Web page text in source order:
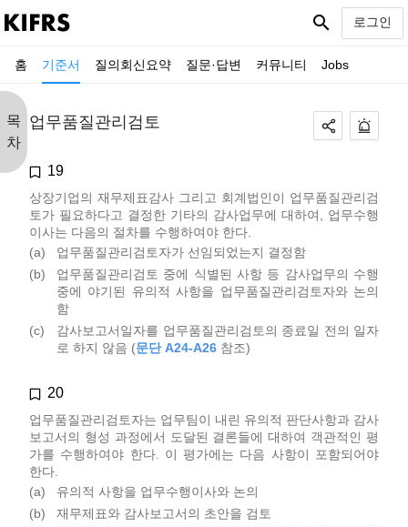
홈 기준서 질의회신요약 질문·답변 커뮤니티 Jobs
search 로그인
목
차
업무품질관리검토
19
상장기업의 재무제표감사 그리고 회계법인이 업무품질관리검
토가 필요하다고 결정한 기타의 감사업무에 대하여, 업무수행
이사는 다음의 절차를 수행하여야 한다.
(a)
업무품질관리검토자가 선임되었는지 결정함
(b)
업무품질관리검토 중에 식별된 사항 등 감사업무의 수행
중에 야기된 유의적 사항을 업무품질관리검토자와 논의
함
(c)
감사보고서일자를 업무품질관리검토의 종료일 전의 일자
로 하지 않음 (문단 A24-A26 참조)
20
업무품질관리검토자는 업무팀이 내린 유의적 판단사항과 감사
보고서의 형성 과정에서 도달된 결론들에 대하여 객관적인 평
가를 수행하여야 한다. 이 평가에는 다음 사항이 포함되어야
한다.
(a)
유의적 사항을 업무수행이사와 논의
(b)
재무제표와 감사보고서의 초안을 검토